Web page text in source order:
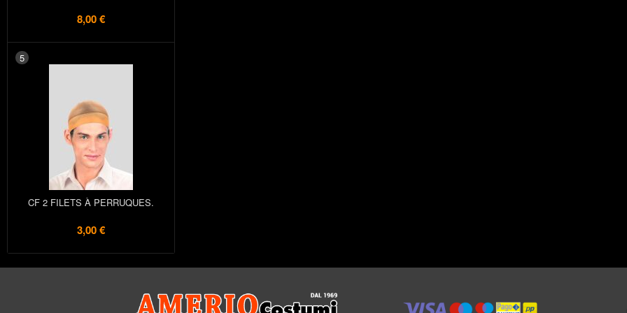
8,00 €
5
CF 2 FILETS À PERRUQUES.
3,00 €